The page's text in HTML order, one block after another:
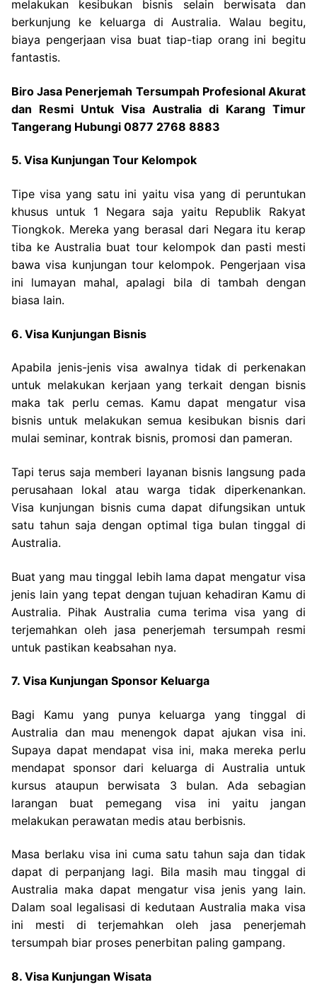
melakukan kesibukan bisnis selain berwisata dan
berkunjung ke keluarga di Australia. Walau begitu,
biaya pengerjaan visa buat tiap-tiap orang ini begitu
fantastis.
Biro Jasa Penerjemah Tersumpah Profesional Akurat
dan Resmi Untuk Visa Australia di Karang Timur
Tangerang Hubungi 0877 2768 8883
5. Visa Kunjungan Tour Kelompok
Tipe visa yang satu ini yaitu visa yang di peruntukan
khusus untuk 1 Negara saja yaitu Republik Rakyat
Tiongkok. Mereka yang berasal dari Negara itu kerap
tiba ke Australia buat tour kelompok dan pasti mesti
bawa visa kunjungan tour kelompok. Pengerjaan visa
ini lumayan mahal, apalagi bila di tambah dengan
biasa lain.
6. Visa Kunjungan Bisnis
Apabila jenis-jenis visa awalnya tidak di perkenakan
untuk melakukan kerjaan yang terkait dengan bisnis
maka tak perlu cemas. Kamu dapat mengatur visa
bisnis untuk melakukan semua kesibukan bisnis dari
mulai seminar, kontrak bisnis, promosi dan pameran.
Tapi terus saja memberi layanan bisnis langsung pada
perusahaan lokal atau warga tidak diperkenankan.
Visa kunjungan bisnis cuma dapat difungsikan untuk
satu tahun saja dengan optimal tiga bulan tinggal di
Australia.
Buat yang mau tinggal lebih lama dapat mengatur visa
jenis lain yang tepat dengan tujuan kehadiran Kamu di
Australia. Pihak Australia cuma terima visa yang di
terjemahkan oleh jasa penerjemah tersumpah resmi
untuk pastikan keabsahan nya.
7. Visa Kunjungan Sponsor Keluarga
Bagi Kamu yang punya keluarga yang tinggal di
Australia dan mau menengok dapat ajukan visa ini.
Supaya dapat mendapat visa ini, maka mereka perlu
mendapat sponsor dari keluarga di Australia untuk
kursus ataupun berwisata 3 bulan. Ada sebagian
larangan buat pemegang visa ini yaitu jangan
melakukan perawatan medis atau berbisnis.
Masa berlaku visa ini cuma satu tahun saja dan tidak
dapat di perpanjang lagi. Bila masih mau tinggal di
Australia maka dapat mengatur visa jenis yang lain.
Dalam soal legalisasi di kedutaan Australia maka visa
ini mesti di terjemahkan oleh jasa penerjemah
tersumpah biar proses penerbitan paling gampang.
8. Visa Kunjungan Wisata